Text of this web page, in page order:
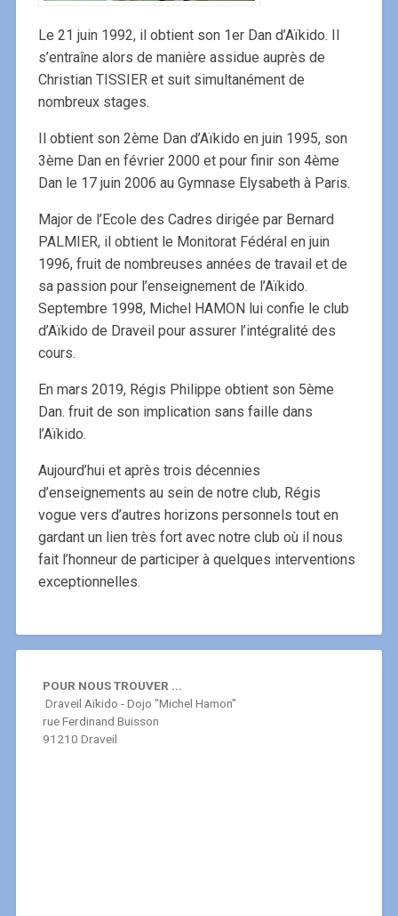
Le 21 juin 1992, il obtient son 1er Dan d’Aïkido. Il
s’entraîne alors de manière assidue auprès de
Christian TISSIER et suit simultanément de
nombreux stages.
Il obtient son 2ème Dan d’Aïkido en juin 1995, son
3ème Dan en février 2000 et pour finir son 4ème
Dan le 17 juin 2006 au Gymnase Elysabeth à Paris.
Major de l’Ecole des Cadres dirigée par Bernard
PALMIER, il obtient le Monitorat Fédéral en juin
1996, fruit de nombreuses années de travail et de
sa passion pour l’enseignement de l’Aïkido.
Septembre 1998, Michel HAMON lui confie le club
d’Aïkido de Draveil pour assurer l’intégralité des
cours.
En mars 2019, Régis Philippe obtient son 5ème
Dan. fruit de son implication sans faille dans
l’Aïkido.
Aujourd’hui et après trois décennies
d’enseignements au sein de notre club, Régis
vogue vers d’autres horizons personnels tout en
gardant un lien très fort avec notre club où il nous
fait l’honneur de participer à quelques interventions
exceptionnelles.
POUR NOUS TROUVER ...
Draveil Aïkido - Dojo "Michel Hamon"
rue Ferdinand Buisson
91210 Draveil